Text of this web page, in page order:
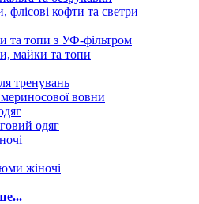
флісові кофти та светри
та топи з УФ-фільтром
майки та топи
тренувань
вовни
одяг
жіночі